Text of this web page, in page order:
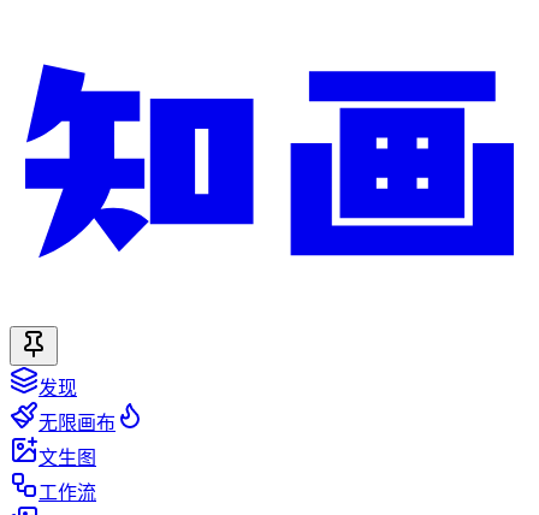
发现
无限画布
文生图
工作流